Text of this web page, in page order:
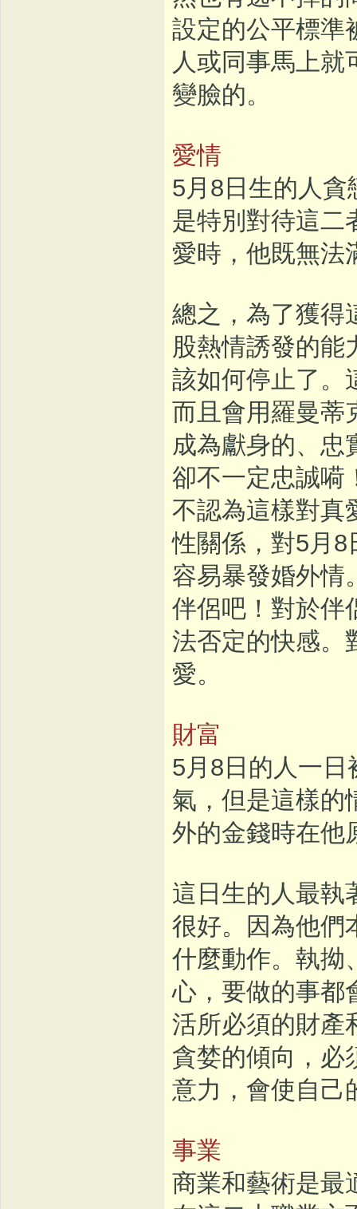
設定的公平標準
人或同事馬上
變臉的。
愛情
5月8日生的人
是特別對待這二
愛時，他既無法
總之，為了獲得
股熱情誘發的能
該如何停止了。
而且會用羅曼蒂
成為獻身的、忠
卻不一定忠誠嗬
不認為這樣對真
性關係，對5月8
容易暴發婚外情
伴侶吧！對於伴
法否定的快感。
愛。
財富
5月8日的人一
氣，但是這樣的
外的金錢時在他
這日生的人最執
很好。因為他們
什麼動作。執拗
心，要做的事都
活所必須的財產
貪婪的傾向，必
意力，會使自己
事業
商業和藝術是最